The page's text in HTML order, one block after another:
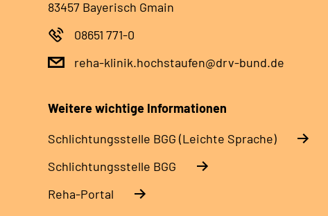
83457 Bayerisch Gmain
08651 771-0
reha-klinik.hochstaufen@drv-bund.de
Weitere wichtige Informationen
Schlich­tungs­stel­le BGG (Leichte Sprache)
Schlich­tungs­stel­le BGG
Reha-Portal